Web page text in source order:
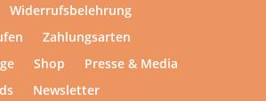
Widerrufsbelehrung
Zahlungsarten
Shop
Presse & Media
Newsletter